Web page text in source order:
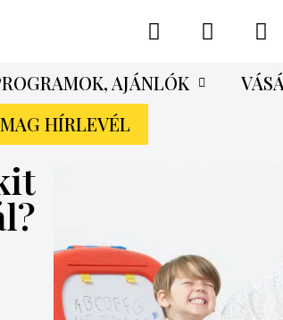
AJÁNLÓK
HÍRLEVÉL